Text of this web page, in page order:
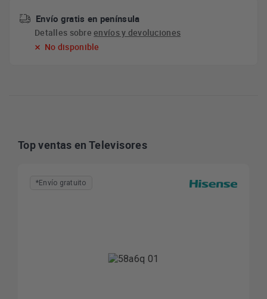
Envío gratis en península
Detalles sobreenvíos y devoluciones
No disponible
Top ventas en Televisores
*Envío gratuito